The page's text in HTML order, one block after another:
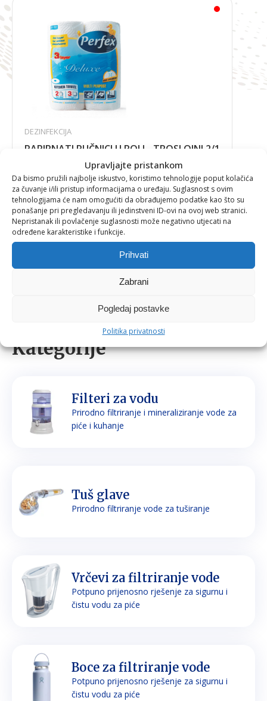
Upravljajte pristankom
Da bismo pružili najbolje iskustvo, koristimo tehnologije poput kolačića
za čuvanje i/ili pristup informacijama o uređaju. Suglasnost s ovim
tehnologijama će nam omogućiti da obrađujemo podatke kao što su
ponašanje pri pregledavanju ili jedinstveni ID-ovi na ovoj web stranici.
Nepristanak ili povlačenje suglasnosti može negativno utjecati na
određene karakteristike i funkcije.
Prihvati
Zabrani
Pogledaj postavke
Politika privatnosti
Kategorije
Filteri za vodu
Prirodno filtriranje i mineraliziranje vode za
piće i kuhanje
Tuš glave
Prirodno filtriranje vode za tuširanje
Vrčevi za filtriranje vode
Potpuno prijenosno rješenje za sigurnu i
čistu vodu za piće
Boce za filtriranje vode
Potpuno prijenosno rješenje za sigurnu i
čistu vodu za piće
1,80€
DEZINFEKCIJA
PAPIRNATI RUČNICI U ROLI - TROSLOJNI 2/1